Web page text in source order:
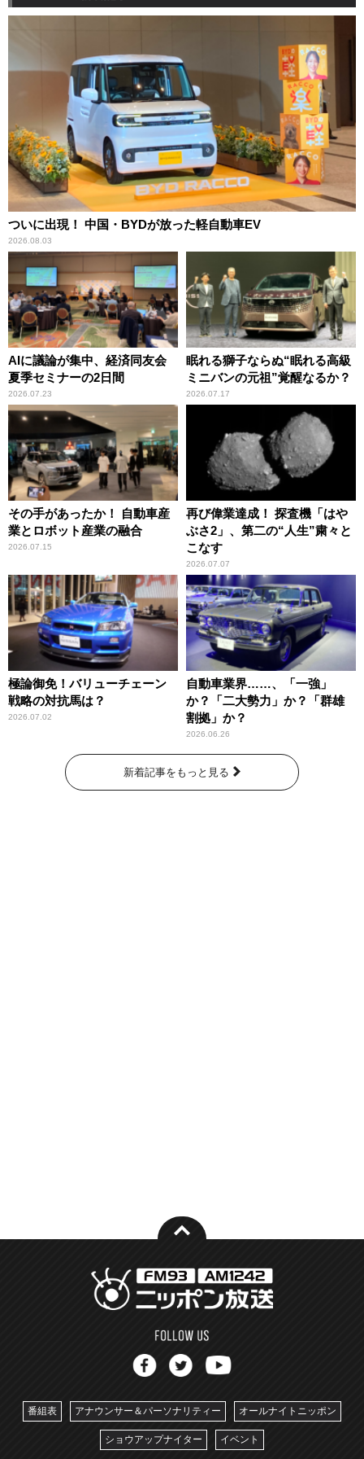
ついに出現！ 中国・BYDが放った軽自動車EV
2026.08.03
AIに議論が集中、経済同友会
夏季セミナーの2日間
2026.07.23
眠れる獅子ならぬ“眠れる高級
ミニバンの元祖”覚醒なるか？
2026.07.17
その手があったか！ 自動車産
業とロボット産業の融合
2026.07.15
再び偉業達成！ 探査機「はや
ぶさ2」、第二の“人生”粛々と
こなす
2026.07.07
極論御免！バリューチェーン
戦略の対抗馬は？
2026.07.02
自動車業界……、「一強」
か？「二大勢力」か？「群雄
割拠」か？
2026.06.26
新着記事をもっと見る
番組表 アナウンサー＆パーソナリティー オールナイトニッポン
ショウアップナイター イベント